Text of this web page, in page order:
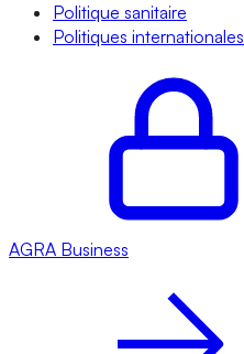
Politique sanitaire
Politiques internationales
AGRA Business